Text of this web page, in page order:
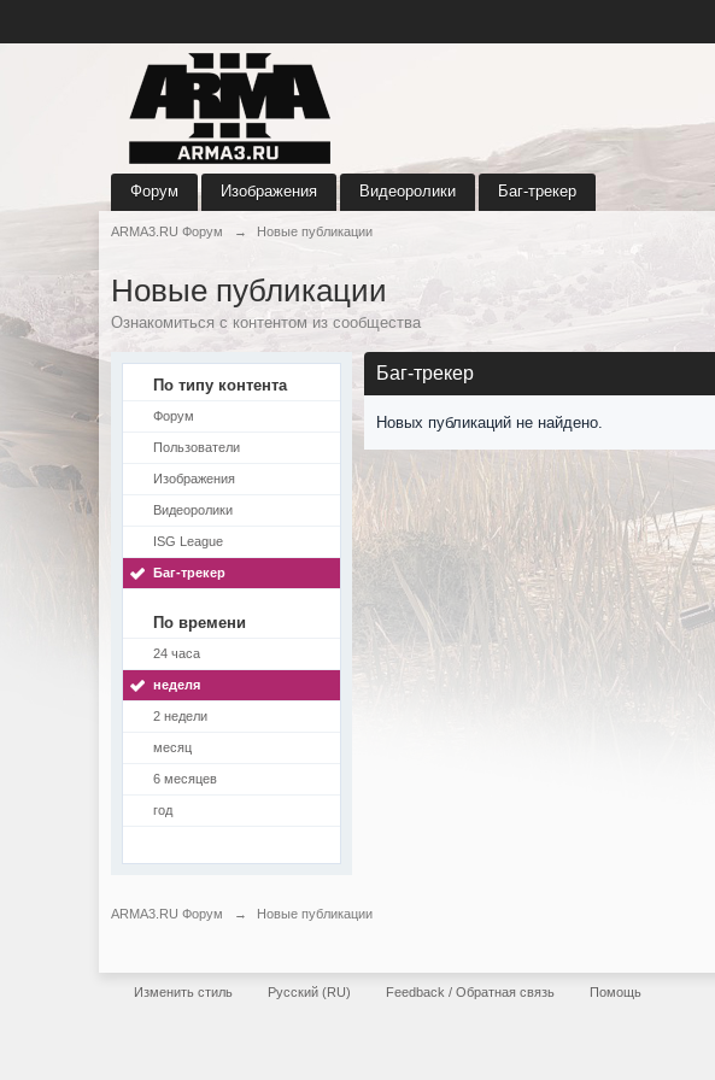
Форум Изображения Видеоролики Баг-трекер
ARMA3.RU Форум → Новые публикации
Новые публикации
Ознакомиться с контентом из сообщества
По типу контента
Форум
Пользователи
Изображения
Видеоролики
ISG League
Баг-трекер
По времени
24 часа
неделя
2 недели
месяц
6 месяцев
год
Баг-трекер
Новых публикаций не найдено.
ARMA3.RU Форум → Новые публикации
Изменить стиль Русский (RU) Feedback / Обратная связь Помощь